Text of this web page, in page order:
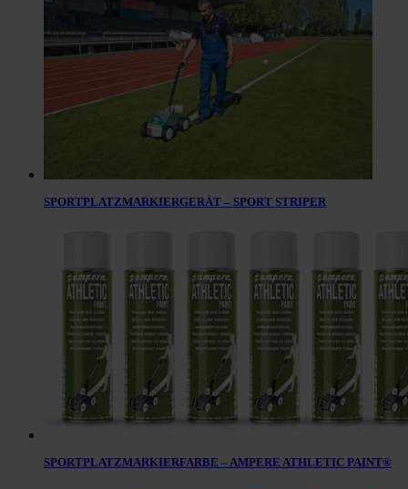
SPORTPLATZMARKIERGERÄT – SPORT STRIPER
SPORTPLATZMARKIERFARBE – AMPERE ATHLETIC PAINT®